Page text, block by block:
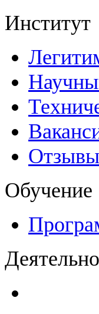
Институт
Отзывы
Обучение